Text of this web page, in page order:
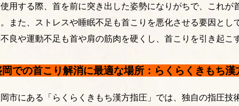
用する際、首を前に突き出した姿勢になりがちで、これが
また、ストレスや睡眠不足も首こりを悪化させる要因とし
良や運動不足も首や肩の筋肉を硬くし、首こりを引き起こ
での首こり解消に最適な場所：らくらくきもち漢
市にある「らくらくきもち漢方指圧」では、独自の指圧技